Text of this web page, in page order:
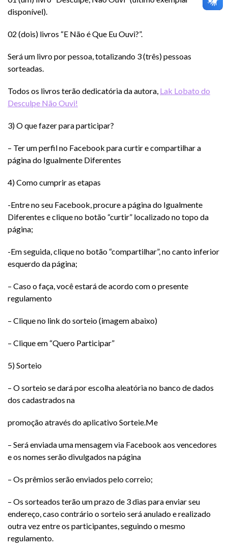
disponível).
02 (dois) livros “E Não é Que Eu Ouvi?”.
Será um livro por pessoa, totalizando 3 (três) pessoas
sorteadas.
Todos os livros terão dedicatória da autora, Lak Lobato do
Desculpe Não Ouvi!
3) O que fazer para participar?
– Ter um perfil no Facebook para curtir e compartilhar a
página do Igualmente Diferentes
4) Como cumprir as etapas
-Entre no seu Facebook, procure a página do Igualmente
Diferentes e clique no botão “curtir” localizado no topo da
página;
-Em seguida, clique no botão “compartilhar”, no canto inferior
esquerdo da página;
– Caso o faça, você estará de acordo com o presente
regulamento
– Clique no link do sorteio (imagem abaixo)
– Clique em “Quero Participar”
5) Sorteio
– O sorteio se dará por escolha aleatória no banco de dados
dos cadastrados na
promoção através do aplicativo Sorteie.Me
– Será enviada uma mensagem via Facebook aos vencedores
e os nomes serão divulgados na página
– Os prêmios serão enviados pelo correio;
– Os sorteados terão um prazo de 3 dias para enviar seu
endereço, caso contrário o sorteio será anulado e realizado
outra vez entre os participantes, seguindo o mesmo
regulamento.